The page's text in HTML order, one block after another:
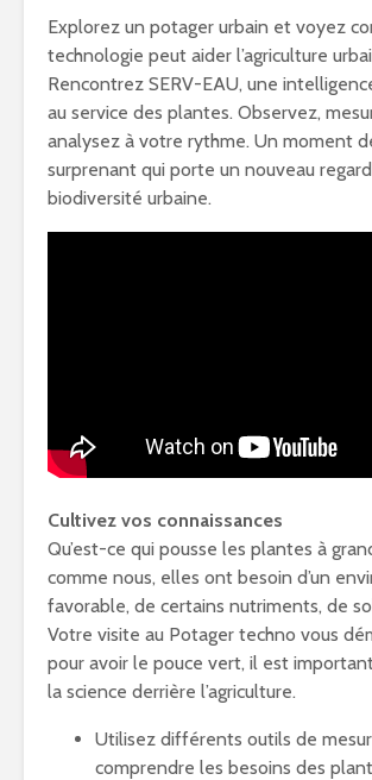
Explorez un potager urbain et voyez
technologie peut aider l’agriculture
Rencontrez SERV-EAU, une
au service des plantes. Observez,
analysez à votre rythme. Un moment
surprenant qui porte un nouveau
biodiversité urbaine.
Cultivez vos connaissances
Qu’est-ce qui pousse les plantes à
comme nous, elles ont besoin d’un
favorable, de certains nutriments, de
Votre visite au Potager techno vous
pour avoir le pouce vert, il est
la science derrière l’agriculture.
Utilisez différents outils de
comprendre les besoins des